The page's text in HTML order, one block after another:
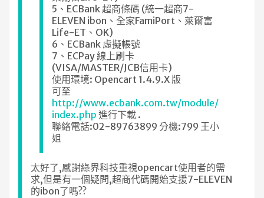
5、ECBank 超商條碼 (統一超商7-
ELEVEN ibon、全家FamiPort、萊爾富
Life-ET、OK)
6、ECBank 虛擬帳號
7、ECPay 線上刷卡
(VISA/MASTER/JCB信用卡)
使用環境: Opencart 1.4.9.X 版
可至
http://www.ecbank.com.tw/module/
index.php 進行下載 .
聯絡電話:02-89763899 分機:799 王小
姐
太好了,感謝綠界科技重視opencart使用者的需
求,但是有一個疑問,超商代碼開始支援7-ELEVEN
的ibon了嗎??